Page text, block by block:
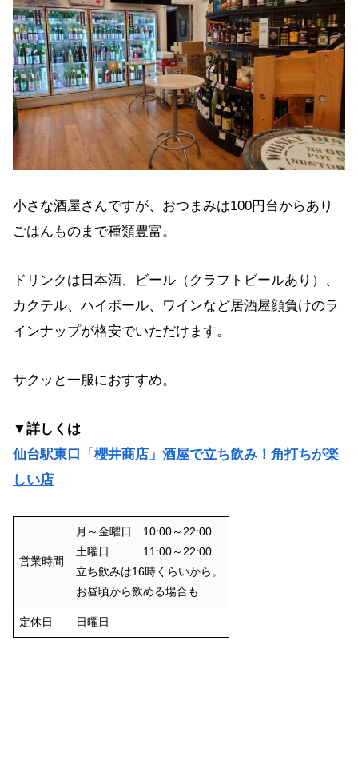
小さな酒屋さんですが、おつまみは100円台からあり
ごはんものまで種類豊富。
ドリンクは日本酒、ビール（クラフトビールあり）、
カクテル、ハイボール、ワインなど居酒屋顔負けのラ
インナップが格安でいただけます。
サクッと一服におすすめ。
▼詳しくは
仙台駅東口「櫻井商店」酒屋で立ち飲み！角打ちが楽
しい店
営業時間
月～金曜日 10:00～22:00
土曜日 11:00～22:00
立ち飲みは16時くらいから。
お昼頃から飲める場合も…
定休日 日曜日